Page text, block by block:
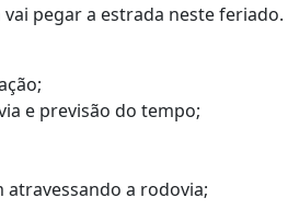
pegar a estrada neste feriado.
e previsão do tempo;
atravessando a rodovia;